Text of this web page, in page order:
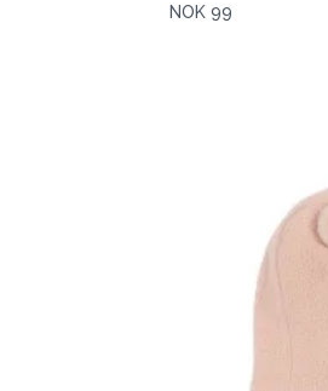
NOK 99